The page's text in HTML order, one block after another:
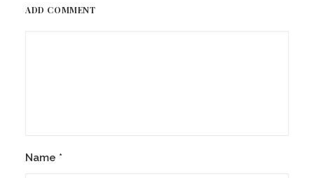
ADD COMMENT
Name *